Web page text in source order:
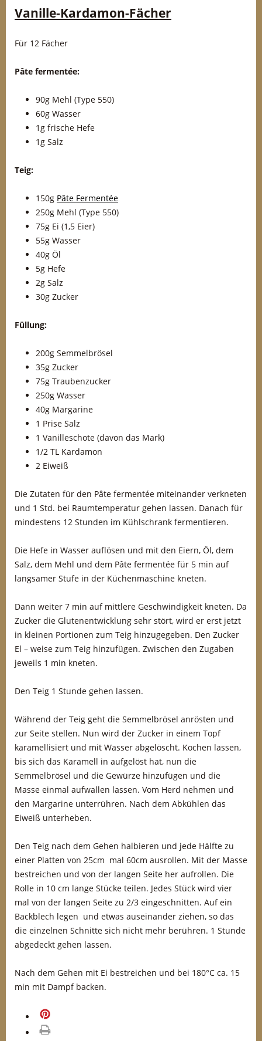
Vanille-Kardamon-Fächer
Für 12 Fächer
Pâte fermentée:
90g Mehl (Type 550)
60g Wasser
1g frische Hefe
1g Salz
Teig:
150g Pâte Fermentée
250g Mehl (Type 550)
75g Ei (1,5 Eier)
55g Wasser
40g Öl
5g Hefe
2g Salz
30g Zucker
Füllung:
200g Semmelbrösel
35g Zucker
75g Traubenzucker
250g Wasser
40g Margarine
1 Prise Salz
1 Vanilleschote (davon das Mark)
1/2 TL Kardamon
2 Eiweiß
Die Zutaten für den Pâte fermentée miteinander verkneten
und 1 Std. bei Raumtemperatur gehen lassen. Danach für
mindestens 12 Stunden im Kühlschrank fermentieren.
Die Hefe in Wasser auflösen und mit den Eiern, Öl, dem
Salz, dem Mehl und dem Pâte fermentée für 5 min auf
langsamer Stufe in der Küchenmaschine kneten.
Dann weiter 7 min auf mittlere Geschwindigkeit kneten. Da
Zucker die Glutenentwicklung sehr stört, wird er erst jetzt
in kleinen Portionen zum Teig hinzugegeben. Den Zucker
El – weise zum Teig hinzufügen. Zwischen den Zugaben
jeweils 1 min kneten.
Den Teig 1 Stunde gehen lassen.
Während der Teig geht die Semmelbrösel anrösten und
zur Seite stellen. Nun wird der Zucker in einem Topf
karamellisiert und mit Wasser abgelöscht. Kochen lassen,
bis sich das Karamell in aufgelöst hat, nun die
Semmelbrösel und die Gewürze hinzufügen und die
Masse einmal aufwallen lassen. Vom Herd nehmen und
den Margarine unterrühren. Nach dem Abkühlen das
Eiweiß unterheben.
Den Teig nach dem Gehen halbieren und jede Hälfte zu
einer Platten von 25cm mal 60cm ausrollen. Mit der Masse
bestreichen und von der langen Seite her aufrollen. Die
Rolle in 10 cm lange Stücke teilen. Jedes Stück wird vier
mal von der langen Seite zu 2/3 eingeschnitten. Auf ein
Backblech legen und etwas auseinander ziehen, so das
die einzelnen Schnitte sich nicht mehr berühren. 1 Stunde
abgedeckt gehen lassen.
Nach dem Gehen mit Ei bestreichen und bei 180°C ca. 15
min mit Dampf backen.